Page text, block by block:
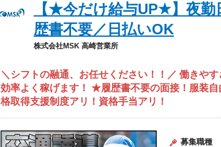
【★今だけ給与UP★】夜勤
歴書不要／日払いOK
株式会社MSK 高崎営業所
＼シフトの融通、お任せください！！／ 働きや
効率よく稼げます！ ★履歴書不要の面接！服装
格取得支援制度アリ！資格手当アリ！
募集職種